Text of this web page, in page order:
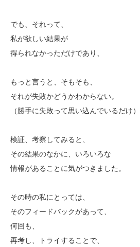
でも、それって、
私が欲しい結果が
得られなかっただけであり、
もっと言うと、そもそも、
それが失敗かどうかわからない。
（勝手に失敗って思い込んでいるだけ）
検証、考察してみると、
その結果のなかに、いろいろな
情報があることに気がつきました。
その時の私にとっては、
そのフィードバックがあって、
何回も、
再考し、トライすることで、